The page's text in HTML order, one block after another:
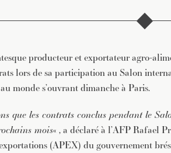
producteur et exportateur agro-
lors de sa participation au Salon
monde s’ouvrant dimanche à Paris.
que les contrats conclus pendant le
mois« , a déclaré à l’AFP Rafael
(APEX) du gouvernement